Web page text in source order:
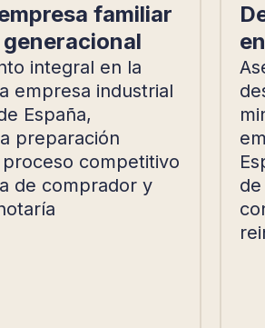
familiar
integral en la
empresa industrial
España,
preparación
competitivo
de comprador y